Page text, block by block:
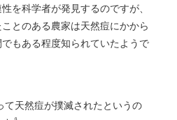
を科学者が発見するのですが、
とのある農家は天然痘にかから
もある程度知られていたようで
て天然痘が撲滅されたというの